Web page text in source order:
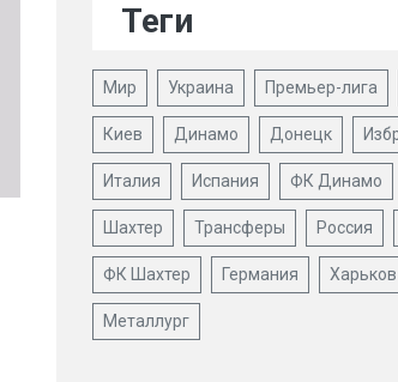
Теги
Мир Украина Премьер-лига
Киев Динамо Донецк
Италия Испания ФК Динамо
Шахтер Трансферы Россия
ФК Шахтер Германия Харьков
Металлург